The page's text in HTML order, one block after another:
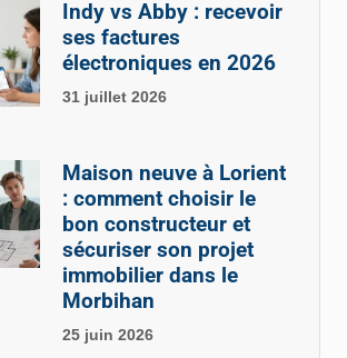
Indy vs Abby : recevoir
ses factures
électroniques en 2026
31 juillet 2026
Maison neuve à Lorient
: comment choisir le
bon constructeur et
sécuriser son projet
immobilier dans le
Morbihan
25 juin 2026